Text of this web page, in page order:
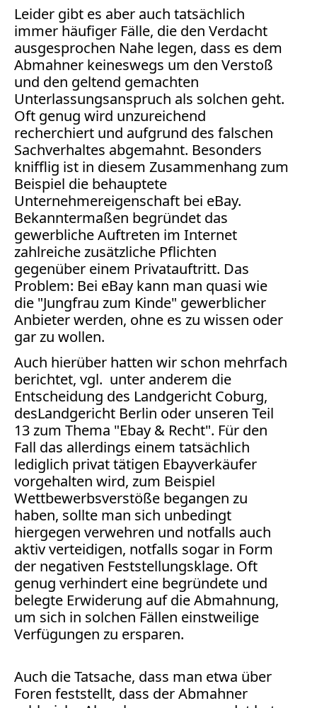
Leider gibt es aber auch tatsächlich
immer häufiger Fälle, die den Verdacht
ausgesprochen Nahe legen, dass es dem
Abmahner keineswegs um den Verstoß
und den geltend gemachten
Unterlassungsanspruch als solchen geht.
Oft genug wird unzureichend
recherchiert und aufgrund des falschen
Sachverhaltes abgemahnt. Besonders
knifflig ist in diesem Zusammenhang zum
Beispiel die behauptete
Unternehmereigenschaft bei eBay.
Bekanntermaßen begründet das
gewerbliche Auftreten im Internet
zahlreiche zusätzliche Pflichten
gegenüber einem Privatauftritt. Das
Problem: Bei eBay kann man quasi wie
die "Jungfrau zum Kinde" gewerblicher
Anbieter werden, ohne es zu wissen oder
gar zu wollen.
Auch hierüber hatten wir schon mehrfach
berichtet, vgl. unter anderem die
Entscheidung des Landgericht Coburg,
desLandgericht Berlin oder unseren Teil
13 zum Thema "Ebay & Recht". Für den
Fall das allerdings einem tatsächlich
lediglich privat tätigen Ebayverkäufer
vorgehalten wird, zum Beispiel
Wettbewerbsverstöße begangen zu
haben, sollte man sich unbedingt
hiergegen verwehren und notfalls auch
aktiv verteidigen, notfalls sogar in Form
der negativen Feststellungsklage. Oft
genug verhindert eine begründete und
belegte Erwiderung auf die Abmahnung,
um sich in solchen Fällen einstweilige
Verfügungen zu ersparen.
Auch die Tatsache, dass man etwa über
Foren feststellt, dass der Abmahner
TV
Tagesspiegel
Urheberrecht
Verbraucherrecht
Volle
Kanne
WDR
Werbung
Wettbewerbsrecht
ZDF
online
print